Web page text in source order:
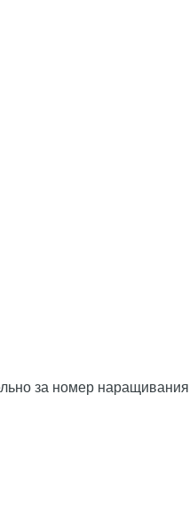
за номер наращивания